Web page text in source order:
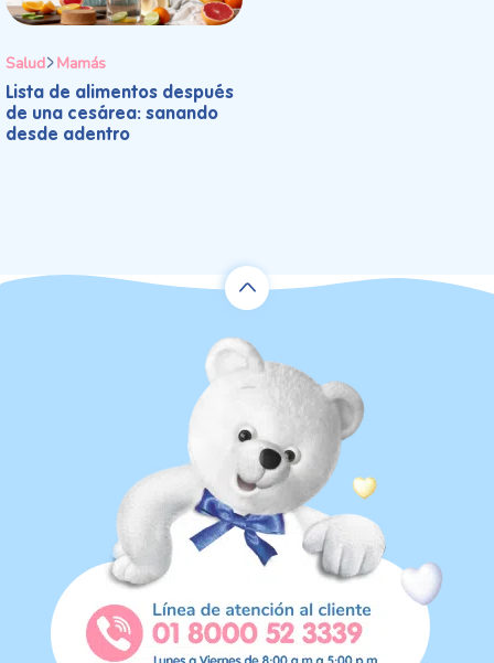
Salud Mamás
Lista de alimentos después
de una cesárea: sanando
desde adentro